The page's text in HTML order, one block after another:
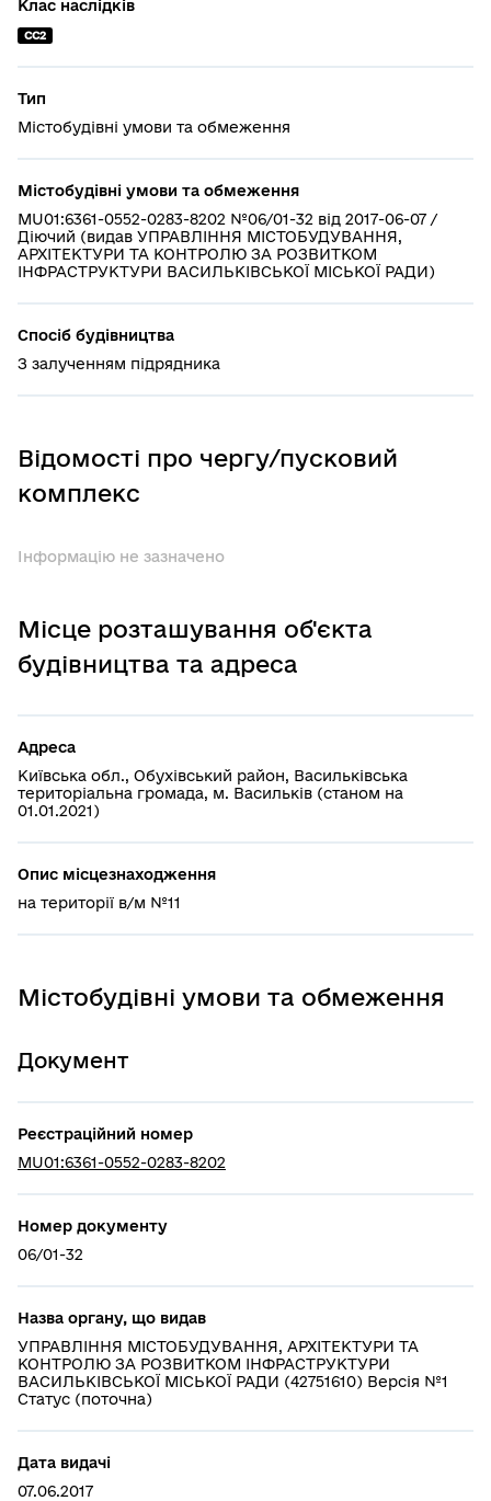
Клас наслідків
СС2
Тип
Містобудівні умови та обмеження
Містобудівні умови та обмеження
MU01:6361-0552-0283-8202 №06/01-32 від 2017-06-07 /
Діючий (видав УПРАВЛІННЯ МІСТОБУДУВАННЯ,
АРХІТЕКТУРИ ТА КОНТРОЛЮ ЗА РОЗВИТКОМ
ІНФРАСТРУКТУРИ ВАСИЛЬКІВСЬКОЇ МІСЬКОЇ РАДИ)
Спосіб будівництва
З залученням підрядника
Відомості про чергу/пусковий
комплекс
Інформацію не зазначено
Місце розташування об'єкта
будівництва та адреса
Адреса
Київська обл., Обухівський район, Васильківська
територіальна громада, м. Васильків (станом на
01.01.2021)
Опис місцезнаходження
на території в/м №11
Містобудівні умови та обмеження
Документ
Реєстраційний номер
MU01:6361-0552-0283-8202
Номер документу
06/01-32
Назва органу, що видав
УПРАВЛІННЯ МІСТОБУДУВАННЯ, АРХІТЕКТУРИ ТА
КОНТРОЛЮ ЗА РОЗВИТКОМ ІНФРАСТРУКТУРИ
ВАСИЛЬКІВСЬКОЇ МІСЬКОЇ РАДИ (42751610) Версія №1
Статус (поточна)
Дата видачі
07.06.2017